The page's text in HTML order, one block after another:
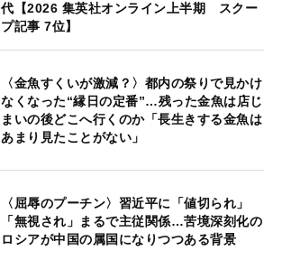
代【2026 集英社オンライン上半期 スクー
プ記事 7位】
〈金魚すくいが激減？〉都内の祭りで見かけ
なくなった“縁日の定番”…残った金魚は店じ
まいの後どこへ行くのか「長生きする金魚は
あまり見たことがない」
〈屈辱のプーチン〉習近平に「値切られ」
「無視され」まるで主従関係…苦境深刻化の
ロシアが中国の属国になりつつある背景